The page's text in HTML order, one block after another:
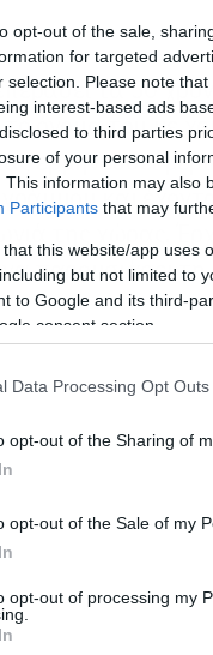
opt-out of the sale,
for targeted
selection. Please note
interest-based ads
to third parties
of your personal
This information may also
Participants that may
that this website/app uses
but not limited to
to Google and its third-
consent section.
Data Processing Opt Outs
opt-out of the Sharing of
opt-out of the Sale of my
opt-out of processing my
τα 50
όνομα του με
ερμηνεύσει
και
της χώρας.
παρουσιάσει